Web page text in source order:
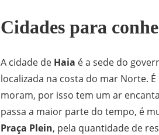
Cidades para
A cidade de Haia é a sede do
localizada na costa do mar Norte.
moram, por isso tem um ar
passa a maior parte do tempo, é
Praça Plein, pela quantidade de